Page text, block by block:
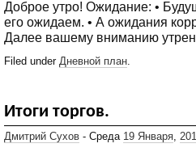
Доброе утро! Ожидание: •
его ожидаем. • А ожидания
Далее вашему вниманию
Filed under Дневной план.
Итоги торгов.
Дмитрий Сухов - Среда 19 Января